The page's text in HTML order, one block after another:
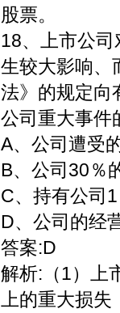
股票。
18、上市公
生较大影响、
法》的规定向
公司重大事件
A、公司遭受
B、公司30％
C、持有公司
D、公司的经
答案:D
解析:（1）上
上的重大损